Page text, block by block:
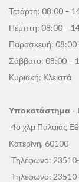
Τετάρτη: 08:00 –
Πέμπτη: 08:00 –
Παρασκευή: 08:00
Σάββατο: 08:00 –
Κυριακή: Κλειστά
Υποκατάστημα -
4ο χλμ Παλαιάς
Κατερίνη, 60100
Τηλέφωνο:
Τηλέφωνο: